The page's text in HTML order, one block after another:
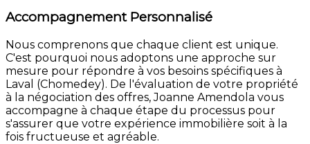
Accompagnement Personnalisé
Nous comprenons que chaque client est unique.
C'est pourquoi nous adoptons une approche sur
mesure pour répondre à vos besoins spécifiques à
Laval (Chomedey). De l'évaluation de votre propriété
à la négociation des offres, Joanne Amendola vous
accompagne à chaque étape du processus pour
s'assurer que votre expérience immobilière soit à la
fois fructueuse et agréable.